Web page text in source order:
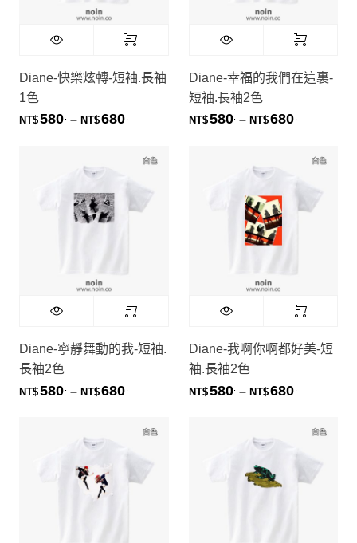
Diane-快樂炫轉-短袖.長袖
1色
NT$580 – NT$680價格範圍：NT$580. 到 NT$680.
Diane-幸福的我們在這裏-
短袖.長袖2色
NT$580 – NT$680
Diane-寧靜舞動的我-短袖.
長袖2色
NT$580 – NT$680價格範圍：NT$580. 到 NT$680.
Diane-我啊你啊都好美-短
袖.長袖2色
NT$580 – NT$680